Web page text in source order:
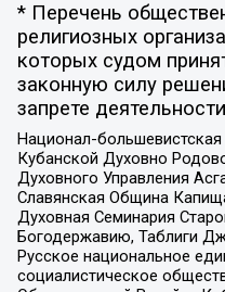
* Перечень
религиозных
которых судом
законную силу
запрете
Национал-
Кубанской Духовно
Духовного Управления
Славянская Община
Духовная Семинария
Богодержавию, Таблиги
Русское национальное
социалистическое